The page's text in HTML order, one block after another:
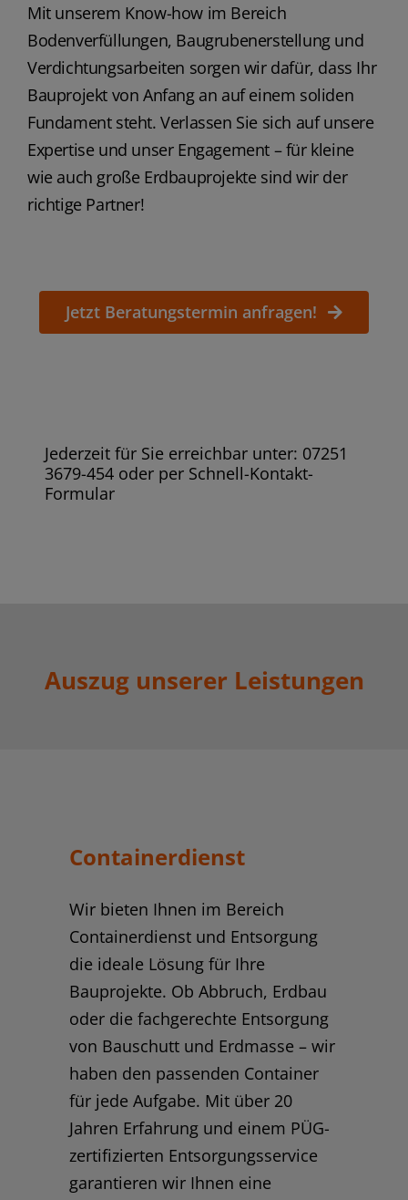
Mit unserem Know-how im Bereich
Bodenverfüllungen, Baugrubenerstellung und
Verdichtungsarbeiten sorgen wir dafür, dass Ihr
Bauprojekt von Anfang an auf einem soliden
Fundament steht. Verlassen Sie sich auf unsere
Expertise und unser Engagement – für kleine
wie auch große Erdbauprojekte sind wir der
richtige Partner!
Jetzt Beratungstermin anfragen!
Jederzeit für Sie erreichbar unter: 07251
3679-454 oder per Schnell-Kontakt-
Formular
Auszug unserer Leistungen
Containerdienst
Wir bieten Ihnen im Bereich
Containerdienst und Entsorgung
die ideale Lösung für Ihre
Bauprojekte. Ob Abbruch, Erdbau
oder die fachgerechte Entsorgung
von Bauschutt und Erdmasse – wir
haben den passenden Container
für jede Aufgabe. Mit über 20
Jahren Erfahrung und einem PÜG-
zertifizierten Entsorgungsservice
garantieren wir Ihnen eine